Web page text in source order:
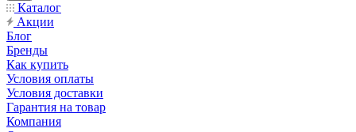
Каталог
Акции
Блог
Бренды
Как купить
Условия оплаты
Условия доставки
Гарантия на товар
Компания